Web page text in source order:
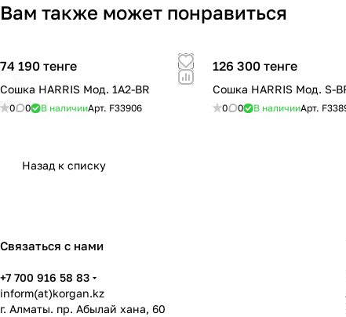
Вам также может понравиться
74 190 тенге
Сошка HARRIS Мод. 1A2-BR
0 0 В наличииАрт. F33906
126 300 тенге
Сошка HARRIS Мод. S-
0 0 В наличииАрт.
Назад к списку
Связаться с нами
+7 700 916 58 83
inform(at)korgan.kz
г. Алматы. пр. Абылай хана, 60